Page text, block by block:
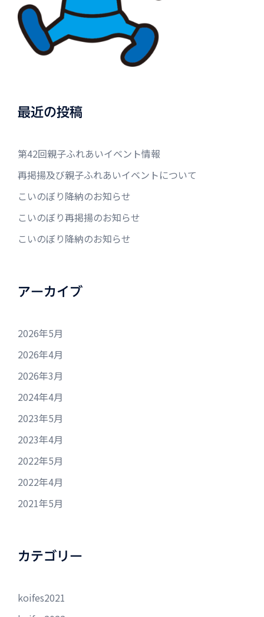
最近の投稿
第42回親子ふれあいイベント情報
再掲揚及び親子ふれあいイベントについて
こいのぼり降納のお知らせ
こいのぼり再掲揚のお知らせ
こいのぼり降納のお知らせ
アーカイブ
2026年5月
2026年4月
2026年3月
2024年4月
2023年5月
2023年4月
2022年5月
2022年4月
2021年5月
カテゴリー
koifes2021